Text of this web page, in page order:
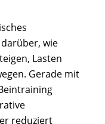
wie
Lasten
Gerade mit
reduziert